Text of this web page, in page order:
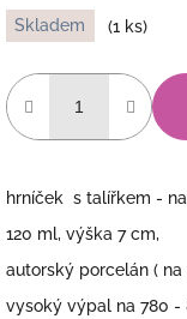
Měrná
cena:
Skladem (1 ks)
hrníček s talířkem -
120 ml, výška 7 cm,
autorský porcelán (
vysoký výpal na 780 -